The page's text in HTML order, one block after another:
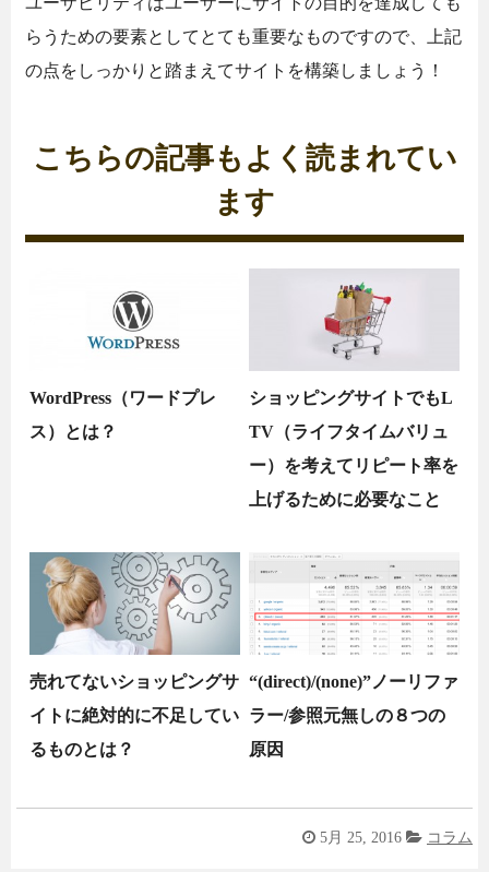
らうための要素としてとても重要なものですので、上記
の点をしっかりと踏まえてサイトを構築しましょう！
こちらの記事もよく読まれてい
ます
WordPress（ワードプレ
ス）とは？
ショッピングサイトでもL
TV（ライフタイムバリュ
ー）を考えてリピート率を
上げるために必要なこと
売れてないショッピングサ
イトに絶対的に不足してい
るものとは？
“(direct)/(none)”ノーリファ
ラー/参照元無しの８つの
原因
5月 25, 2016 コラム